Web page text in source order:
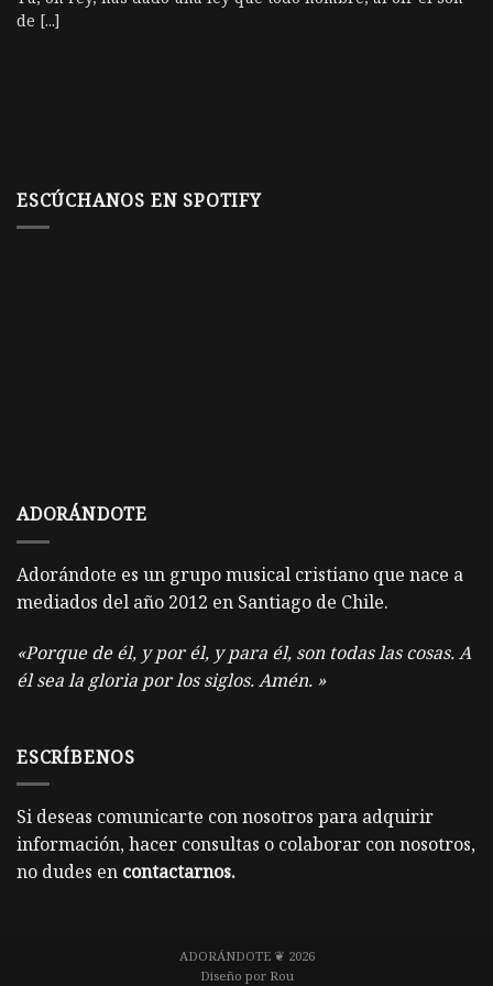
de [...]
ESCÚCHANOS EN SPOTIFY
ADORÁNDOTE
Adorándote es un grupo musical cristiano que nace a
mediados del año 2012 en Santiago de Chile.
«Porque de él, y por él, y para él, son todas las cosas. A
él sea la gloria por los siglos. Amén. »
ESCRÍBENOS
Si deseas comunicarte con nosotros para adquirir
información, hacer consultas o colaborar con nosotros,
no dudes en contactarnos.
ADORÁNDOTE ❦ 2026
Diseño por Rou